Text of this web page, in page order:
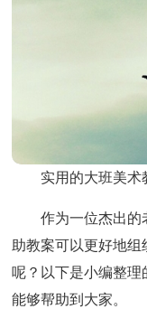
实用的大班美术
作为一位杰出的
助教案可以更好地
呢？以下是小编整理
能够帮助到大家。